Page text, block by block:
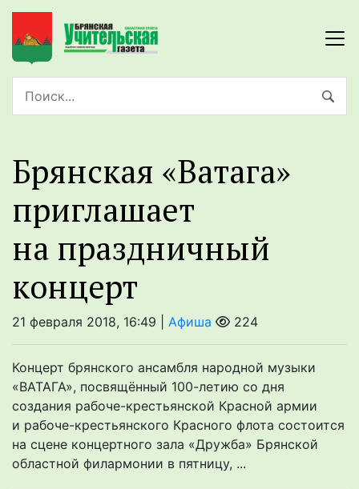
Брянская «Ватага»
приглашает
на праздничный
концерт
21 февраля 2018, 16:49 | Афиша 224
Концерт брянского ансамбля народной музыки
«ВАТАГА», посвящённый 100-летию со дня
создания рабоче-крестьянской Красной армии
и рабоче-крестьянского Красного флота состоится
на сцене концертного зала «Дружба» Брянской
областной филармонии в пятницу, ...